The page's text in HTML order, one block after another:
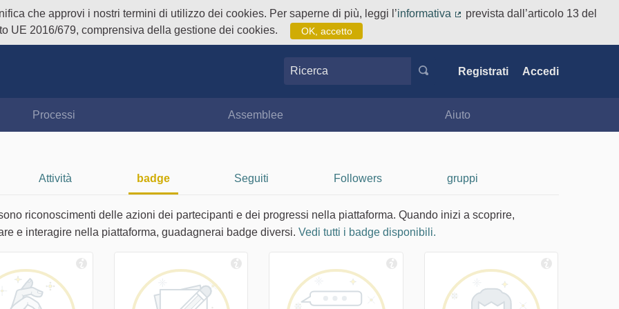
che approvi i nostri termini di utilizzo dei cookies. Per saperne di più, leggi l’informativa
prevista dall’articolo 13 del
UE 2016/679, comprensiva della gestione dei cookies.
OK, accetto
Ricerca Registrati Accedi
Processi Assemblee Aiuto
Attività badge Seguiti Followers gruppi
riconoscimenti delle azioni dei partecipanti e dei progressi nella piattaforma. Quando inizi a scoprire,
e interagire nella piattaforma, guadagnerai badge diversi. Vedi tutti i badge disponibili.